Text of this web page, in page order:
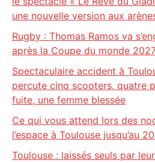
une nouvelle version aux
Rugby : Thomas Ramos va
après la Coupe du monde
Spectaculaire accident à
percute cinq scooters, quatre
fuite, une femme blessée
Ce qui vous attend lors des
l’espace à Toulouse jusqu’au
Toulouse : laissés seuls par